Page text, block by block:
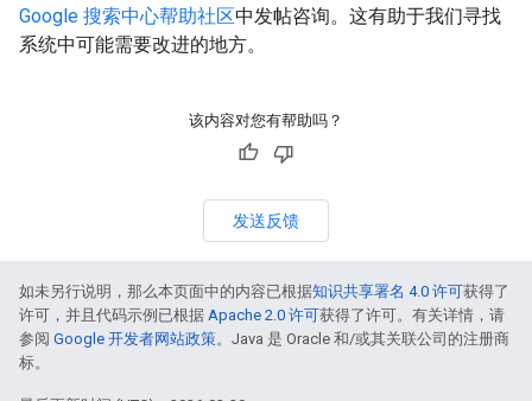
Google 搜索中心帮助社区中发帖咨询。这有助于我们寻找
系统中可能需要改进的地方。
该内容对您有帮助吗？
发送反馈
如未另行说明，那么本页面中的内容已根据知识共享署名 4.0 许可获得了
许可，并且代码示例已根据 Apache 2.0 许可获得了许可。有关详情，请
参阅 Google 开发者网站政策。Java 是 Oracle 和/或其关联公司的注册商
标。